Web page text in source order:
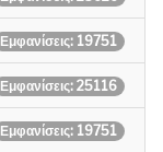
Εμφανίσεις: 19751
Εμφανίσεις: 25116
Εμφανίσεις: 19751